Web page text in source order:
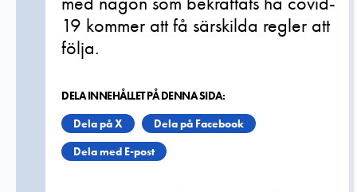
19 kommer att få särskilda regler att
följa.
DELA INNEHÅLLET PÅ DENNA SIDA:
Dela på X
Dela på Facebook
Dela med E-post